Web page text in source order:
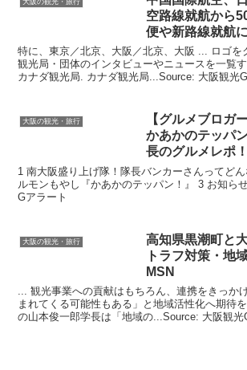
大阪の観光・旅行
空路線就航から
便や新路線就航
特に、東京／北京、大阪／北京、大阪 ... ロゴを
観光局・団体のインタビューやニュースを一覧す
カナダ観光局. ​カナダ観光局...Source: 大阪観光
大阪の観光・旅行
【グルメブロガ
かあかのテッパ
長のグルメレポ！
1 南大阪盛り上げ隊！隊長バンカーさんってど
ルモンもやし『かあかのテッパン！』 3 お知ら
Gアラート
大阪の観光・旅行 高知県黒潮町と
トラフ対策・地
MSN
... 観光事業への貢献はもちろん、連携をきっか
まれてくる可能性もある」と地域活性化へ期待
の山本俊一郎学長は「地域の...Source: 大阪観光